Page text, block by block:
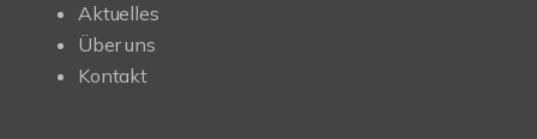
Aktuelles
Über uns
Kontakt